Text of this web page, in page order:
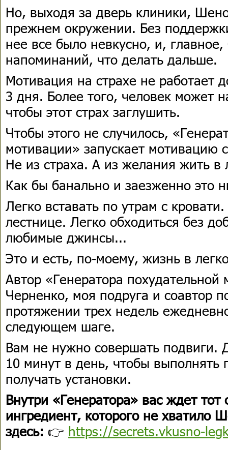
Но, выходя за дверь клиники,
прежнем окружении. Без
нее все было невкусно, и,
напоминаний, что делать дальше.
Мотивация на страхе не работает
3 дня. Более того, человек может
чтобы этот страх заглушить.
Чтобы этого не случилось,
мотивации» запускает мотивацию
Не из страха. А из желания жить в
Как бы банально и заезженно это
Легко вставать по утрам с
лестнице. Легко обходиться без
любимые джинсы...
Это и есть, по-моему, жизнь в
Автор «Генератора
Черненко, моя подруга и соавтор
протяжении трех недель
следующем шаге.
Вам не нужно совершать подвиги.
10 минут в день, чтобы выполнять
получать установки.
Внутри «Генератора» вас ждет
ингредиент, которого не хватило
здесь: 👉 https://secrets.vkusno-